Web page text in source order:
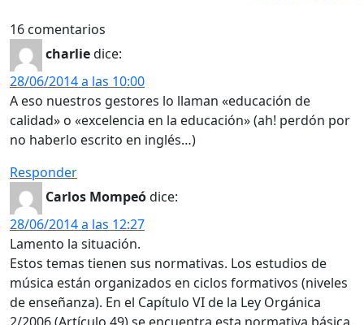
16 comentarios
charliedice:
28/06/2014 a las 10:00
A eso nuestros gestores lo llaman «educación de
calidad» o «excelencia en la educación» (ah! perdón por
no haberlo escrito en inglés…)
Responder
Carlos Mompeódice:
28/06/2014 a las 12:27
Lamento la situación.
Estos temas tienen sus normativas. Los estudios de
música están organizados en ciclos formativos (niveles
de enseñanza). En el Capítulo VI de la Ley Orgánica